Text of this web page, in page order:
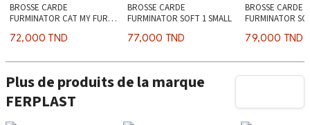
BROSSE CARDE
FURMINATOR CAT MY FURST
72,000 TND
BROSSE CARDE
FURMINATOR SOFT 1 SMALL
77,000 TND
BROSSE CARDE
FURMINATOR
79,000 TND
Plus de produits de la marque
FERPLAST